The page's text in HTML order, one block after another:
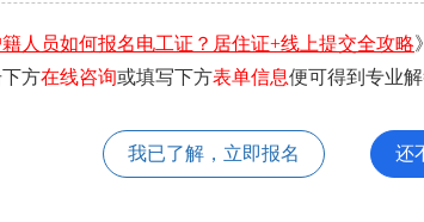
人员如何报名电工证？居住证+线上提交全攻略
方在线咨询或填写下方表单信息便可得到专业
我已了解，立即报名 还